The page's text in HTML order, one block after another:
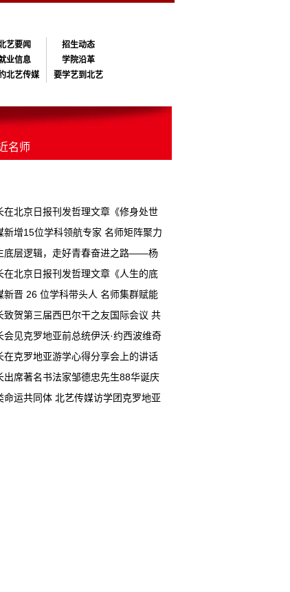
艺要闻
招生动态
业信息
学院沿革
北艺传媒 要学艺到北艺
名师
在北京日报刊发哲理文章《修身处世
字箴言走好人生大道》
新增15位学科领航专家 名师矩阵聚力
级
底层逻辑，走好青春奋进之路——杨
业典礼上的讲话（全文）
在北京日报刊发哲理文章《人生的底
破幻想，才是真正觉醒的开始》
新晋 26 位学科带头人 名师集群赋能
发展
致贺第三届西巴尔干之友国际会议 共
文明交流
会见克罗地亚前总统伊沃·约西波维奇
在克罗地亚游学心得分享会上的讲话
出席著名书法家邹德忠先生88华诞庆
命运共同体 北艺传媒访学团克罗地亚